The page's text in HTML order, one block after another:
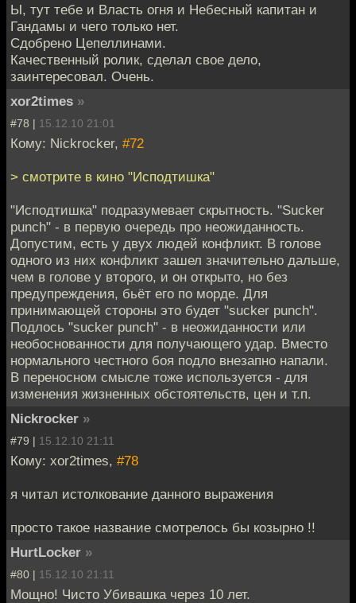
Ы, тут тебе и Власть огня и Небесный капитан и
Гандамы и чего только нет.
Сдобрено Цепеллинами.
Качественный ролик, сделал свое дело,
заинтересовал. Очень.
xor2times »
#78 | 15.12.10 21:01
Кому: Nickrocker, #72
> смотрите в кино "Исподтишка"
"Исподтишка" подразумевает скрытность. "Sucker
punch" - в первую очередь про неожиданность.
Допустим, есть у двух людей конфликт. В голове
одного из них конфликт зашел значительно дальше,
чем в голове у второго, и он открыто, но без
предупреждения, бьёт его по морде. Для
принимающей стороны это будет "sucker punch".
Подлось "sucker punch" - в неожиданности или
необоснованности для получающего удар. Вместо
нормального честного боя подло внезапно напали.
В переносном смысле тоже используется - для
изменения жизненных обстоятельств, цен и т.п.
Nickrocker »
#79 | 15.12.10 21:11
Кому: xor2times, #78
я читал истолкование данного выражения
просто такое название смотрелось бы козырно !!
HurtLocker »
#80 | 15.12.10 21:11
Мощно! Чисто Убивашка через 10 лет.